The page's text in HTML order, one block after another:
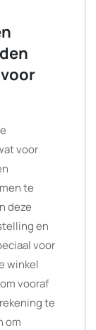
voor
te
deze
en
voor
winkel
vooraf
te
om